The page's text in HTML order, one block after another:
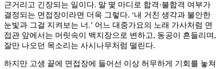
근거리고 긴장되는 일이다. 말 몇 마디로 합격·불합격 여부가
결정되는 면접장이라면 더욱 그렇다. ‘내 거친 생각과 불안한
눈빛과 그걸 지켜보는 너.’ 어느 대중가요의 노래 가사처럼 면
접관 앞에서는 머릿속이 백지장으로 변하고, 동공이 흔들리며,
잘만 나오던 목소리는 사시나무처럼 떨린다.
하지만 고생 끝에 면접장에 들어선 이상 허무하게 기회를 놓쳐